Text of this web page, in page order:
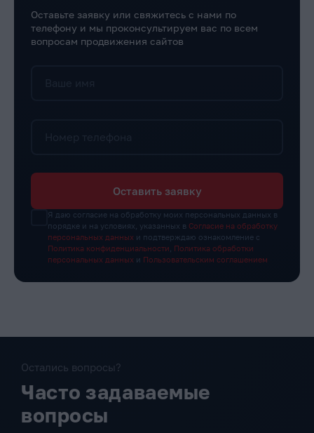
Оставьте заявку или свяжитесь с нами по
телефону и мы проконсультируем вас по всем
вопросам продвижения сайтов
Оставить заявку
Я даю согласие на обработку моих персональных данных в
порядке и на условиях, указанных в Согласие на обработку
персональных данных и подтверждаю ознакомление с
Политика конфиденциальности
Политика обработки
персональных данных и Пользовательским соглашением
Остались вопросы?
Часто задаваемые
вопросы